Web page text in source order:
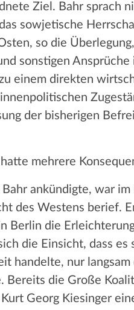
Ziel. Bahr sprach
sowjetische
so die
sonstigen
einem direkten
der bisherigen
mehrere
Bahr ankündigte, war
des Westens berief.
Berlin die
die Einsicht, dass es
handelte, nur
Bereits die Große
Georg Kiesinger